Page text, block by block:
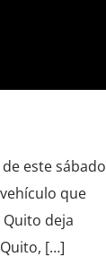
este sábado
que
deja
[…]